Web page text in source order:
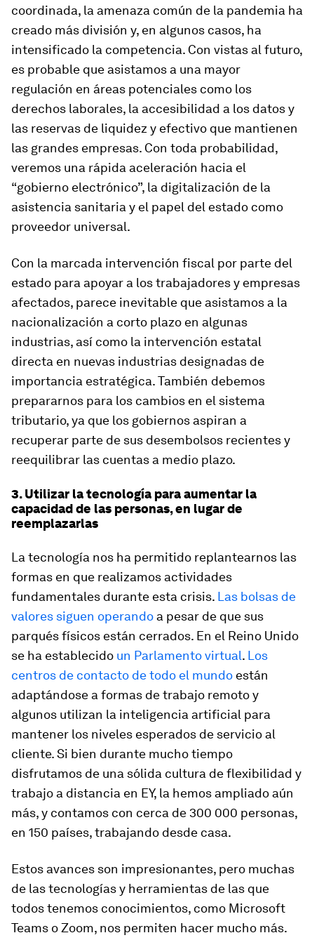
coordinada, la amenaza común de la pandemia ha
creado más división y, en algunos casos, ha
intensificado la competencia. Con vistas al futuro,
es probable que asistamos a una mayor
regulación en áreas potenciales como los
derechos laborales, la accesibilidad a los datos y
las reservas de liquidez y efectivo que mantienen
las grandes empresas. Con toda probabilidad,
veremos una rápida aceleración hacia el
“gobierno electrónico”, la digitalización de la
asistencia sanitaria y el papel del estado como
proveedor universal.
Con la marcada intervención fiscal por parte del
estado para apoyar a los trabajadores y empresas
afectados, parece inevitable que asistamos a la
nacionalización a corto plazo en algunas
industrias, así como la intervención estatal
directa en nuevas industrias designadas de
importancia estratégica. También debemos
prepararnos para los cambios en el sistema
tributario, ya que los gobiernos aspiran a
recuperar parte de sus desembolsos recientes y
reequilibrar las cuentas a medio plazo.
3. Utilizar la tecnología para aumentar la
capacidad de las personas, en lugar de
reemplazarlas
La tecnología nos ha permitido replantearnos las
formas en que realizamos actividades
fundamentales durante esta crisis. Las bolsas de
valores siguen operando a pesar de que sus
parqués físicos están cerrados. En el Reino Unido
se ha establecido un Parlamento virtual. Los
centros de contacto de todo el mundo están
adaptándose a formas de trabajo remoto y
algunos utilizan la inteligencia artificial para
mantener los niveles esperados de servicio al
cliente. Si bien durante mucho tiempo
disfrutamos de una sólida cultura de flexibilidad y
trabajo a distancia en EY, la hemos ampliado aún
más, y contamos con cerca de 300 000 personas,
en 150 países, trabajando desde casa.
Estos avances son impresionantes, pero muchas
de las tecnologías y herramientas de las que
todos tenemos conocimientos, como Microsoft
Teams o Zoom, nos permiten hacer mucho más.